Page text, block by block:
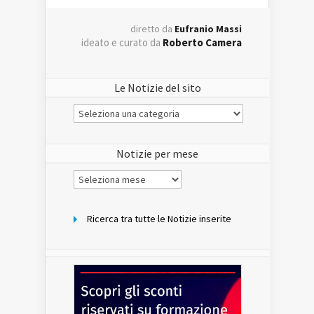
diretto da Eufranio Massi
ideato e curato da Roberto Camera
Le Notizie del sito
Le
Notizie
Notizie per mese
Notizie
per
Ricerca tra tutte le Notizie inserite